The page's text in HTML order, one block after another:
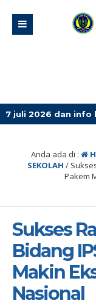
info lainnya, lihat
Anda ada di :
SEKOLAH /
Pakem
Sukses
Bidang
Makin
Nasional